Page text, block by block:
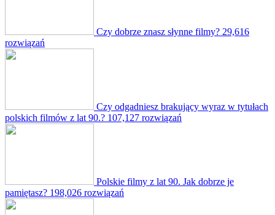
Czy dobrze znasz słynne filmy? 29,616
rozwiązań
Czy odgadniesz brakujący wyraz w tytułach
polskich filmów z lat 90.? 107,127 rozwiązań
Polskie filmy z lat 90. Jak dobrze je
pamiętasz? 198,026 rozwiązań